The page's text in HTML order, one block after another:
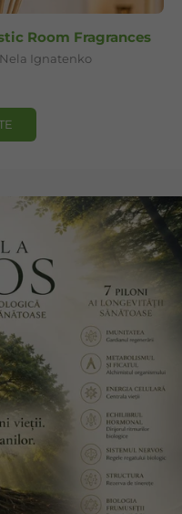
Room Fragrances
Ignatenko